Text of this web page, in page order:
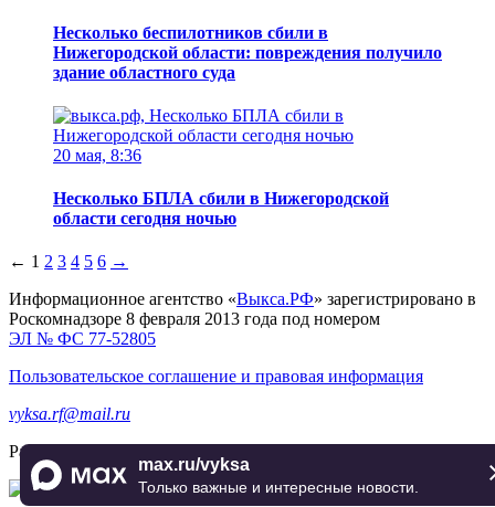
Несколько беспилотников сбили в
Нижегородской области: повреждения получило
здание областного суда
20 мая, 8:36
Несколько БПЛА сбили в Нижегородской
области сегодня ночью
← 1 2 3 4 5 6 →
max.ru/vyksa
Только важные и интересные новости.
Информационное агентство «Выкса.РФ» зарегистрировано в
Роскомнадзоре 8 февраля 2013 года под номером
ЭЛ № ФС 77-52805
Пользовательское соглашение и правовая информация
vyksa.rf@mail.ru
Разработка и продвижение —